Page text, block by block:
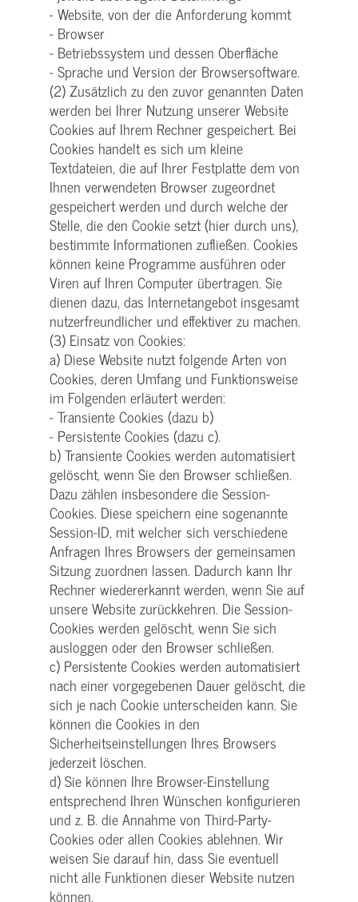
- Website, von der die Anforderung kommt
- Browser
- Betriebssystem und dessen Oberfläche
- Sprache und Version der Browsersoftware.
(2) Zusätzlich zu den zuvor genannten Daten
werden bei Ihrer Nutzung unserer Website
Cookies auf Ihrem Rechner gespeichert. Bei
Cookies handelt es sich um kleine
Textdateien, die auf Ihrer Festplatte dem von
Ihnen verwendeten Browser zugeordnet
gespeichert werden und durch welche der
Stelle, die den Cookie setzt (hier durch uns),
bestimmte Informationen zufließen. Cookies
können keine Programme ausführen oder
Viren auf Ihren Computer übertragen. Sie
dienen dazu, das Internetangebot insgesamt
nutzerfreundlicher und effektiver zu machen.
(3) Einsatz von Cookies:
a) Diese Website nutzt folgende Arten von
Cookies, deren Umfang und Funktionsweise
im Folgenden erläutert werden:
- Transiente Cookies (dazu b)
- Persistente Cookies (dazu c).
b) Transiente Cookies werden automatisiert
gelöscht, wenn Sie den Browser schließen.
Dazu zählen insbesondere die Session-
Cookies. Diese speichern eine sogenannte
Session-ID, mit welcher sich verschiedene
Anfragen Ihres Browsers der gemeinsamen
Sitzung zuordnen lassen. Dadurch kann Ihr
Rechner wiedererkannt werden, wenn Sie auf
unsere Website zurückkehren. Die Session-
Cookies werden gelöscht, wenn Sie sich
ausloggen oder den Browser schließen.
c) Persistente Cookies werden automatisiert
nach einer vorgegebenen Dauer gelöscht, die
sich je nach Cookie unterscheiden kann. Sie
können die Cookies in den
Sicherheitseinstellungen Ihres Browsers
jederzeit löschen.
d) Sie können Ihre Browser-Einstellung
entsprechend Ihren Wünschen konfigurieren
und z. B. die Annahme von Third-Party-
Cookies oder allen Cookies ablehnen. Wir
weisen Sie darauf hin, dass Sie eventuell
nicht alle Funktionen dieser Website nutzen
können.